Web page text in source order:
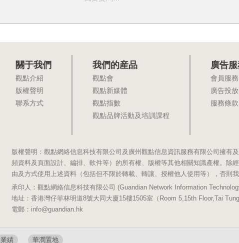
業績 華潤置地
關于我們
觀點介紹
版權聲明
聯系方式
我們的産品
觀點會
觀點新媒體
觀點指數
觀點品牌活動及培訓課程
廣告
會員服務
廣告投放
服務條款
版權聲明：觀點網絡信息科技有限公司及廣州觀點信息資訊服務有限公司擁
頻資料及頁面設計、編排、軟件等）的所有權、版權等其他相關知識產權。
由及方式使用上述資料（包括但不限於轉載、轉讓、授權他人使用等），否則
承印人：觀點網絡信息科技有限公司 (Guandian Network Information
地址：香港灣仔菲林明道8號大同大廈15樓1505室（Room 5,15th Floor,Tai
電郵：info@guandian.hk